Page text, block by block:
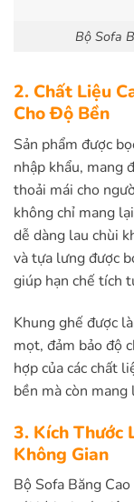
Bộ Sofa
2. Chất Liệu
Cho Độ Bền
Sản phẩm được
nhập khẩu, mang
thoải mái cho
không chỉ mang
dễ dàng lau chùi
và tựa lưng được
giúp hạn chế tích
Khung ghế được
mọt, đảm bảo độ
hợp của các chất
bền mà còn
3. Kích Thước
Không Gian
Bộ Sofa Băng